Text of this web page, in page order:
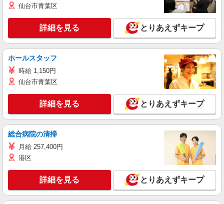
仙台市青葉区
詳細を見る とりあえずキープ
ホールスタッフ
時給 1,150円
仙台市青葉区
詳細を見る とりあえずキープ
総合病院の清掃
月給 257,400円
港区
詳細を見る とりあえずキープ